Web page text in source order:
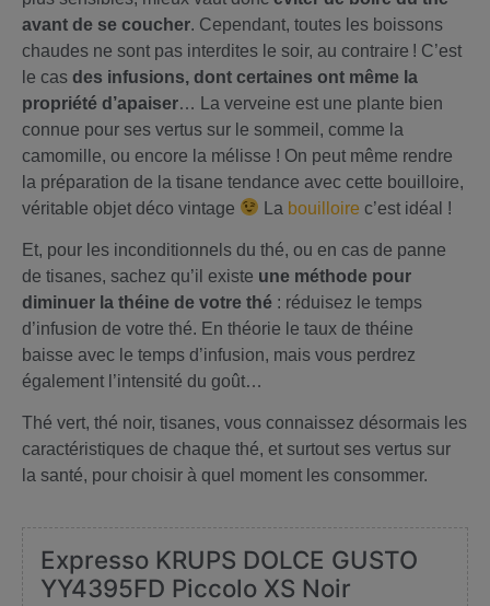
avant de se coucher. Cependant, toutes les boissons
chaudes ne sont pas interdites le soir, au contraire ! C’est
le cas des infusions, dont certaines ont même la
propriété d’apaiser… La verveine est une plante bien
connue pour ses vertus sur le sommeil, comme la
camomille, ou encore la mélisse ! On peut même rendre
la préparation de la tisane tendance avec cette bouilloire,
véritable objet déco vintage
La bouilloire c’est idéal !
Et, pour les inconditionnels du thé, ou en cas de panne
de tisanes, sachez qu’il existe une méthode pour
diminuer la théine de votre thé : réduisez le temps
d’infusion de votre thé. En théorie le taux de théine
baisse avec le temps d’infusion, mais vous perdrez
également l’intensité du goût…
Thé vert, thé noir, tisanes, vous connaissez désormais les
caractéristiques de chaque thé, et surtout ses vertus sur
la santé, pour choisir à quel moment les consommer.
Expresso KRUPS DOLCE GUSTO
YY4395FD Piccolo XS Noir